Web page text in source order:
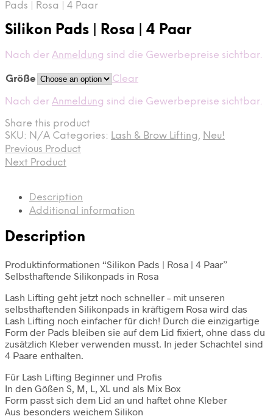
Pads | Rosa | 4 Paar
Silikon Pads | Rosa | 4 Paar
Nach der Anmeldung sind die Gewerbepreise sichtbar.
Größe Clear
Nach der Anmeldung sind die Gewerbepreise sichtbar.
Share this product
SKU: N/A Categories: Lash & Brow Lifting, Neu!
Previous Product
Next Product
Description
Additional information
Description
Produktinformationen “Silikon Pads | Rosa | 4 Paar”
Selbsthaftende Silikonpads in Rosa
Lash Lifting geht jetzt noch schneller – mit unseren
selbsthaftenden Silikonpads in kräftigem Rosa wird das
Lash Lifting noch einfacher für dich! Durch die einzigartige
Form der Pads bleiben sie auf dem Lid fixiert, ohne dass du
zusätzlich Kleber verwenden musst. In jeder Schachtel sind
4 Paare enthalten.
Für Lash Lifting Beginner und Profis
In den Gößen S, M, L, XL und als Mix Box
Form passt sich dem Lid an und haftet ohne Kleber
Aus besonders weichem Silikon